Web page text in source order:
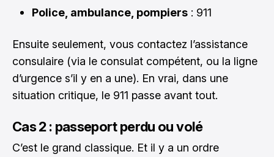
Police, ambulance, pompiers : 911
Ensuite seulement, vous contactez l’assistance
consulaire (via le consulat compétent, ou la ligne
d’urgence s’il y en a une). En vrai, dans une
situation critique, le 911 passe avant tout.
Cas 2 : passeport perdu ou volé
C’est le grand classique. Et il y a un ordre